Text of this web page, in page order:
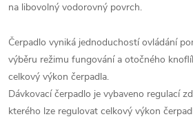
na libovolný vodorovný povrch.
Čerpadlo vyniká jednoduchostí ovládání
výběru režimu fungování a otočného
celkový výkon čerpadla.
Dávkovací čerpadlo je vybaveno regulací
kterého lze regulovat celkový výkon